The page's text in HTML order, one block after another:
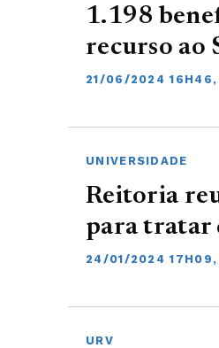
1.198
recurso ao
21/06/2024
UNIVERSIDADE
Reitoria
para tratar
24/01/2024 17H09,
URV